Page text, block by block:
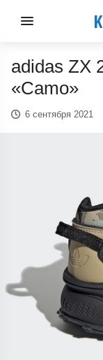
adidas ZX
«Camo»
6 сентября 2021